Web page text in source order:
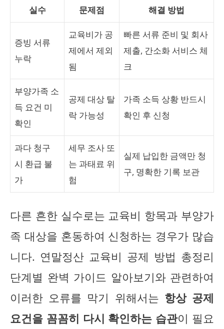
실수 문제점 해결 방법
증빙 서류
누락
교육비가 공
제에서 제외
됨
빠른 서류 준비 및 회사
제출, 간소화 서비스 체
크
부양가족 소
득 요건 미
확인
공제 대상 탈
락 가능성
가족 소득 상황 반드시
확인 후 신청
과다 청구
시 환급 불
가
세무 조사 또
는 과태료 위
험
실제 납입한 금액만 청
구, 명확한 기록 보관
다른 흔한 실수로는 교육비 항목과 부양가
족 대상을 혼동하여 신청하는 경우가 많습
니다. 연말정산 교육비 공제 방법 총정리
단계별 완벽 가이드 알아보기와 관련하여
이러한 오류를 막기 위해서는 항상 공제
요건을 꼼꼼히 다시 확인하는 습관이 필요